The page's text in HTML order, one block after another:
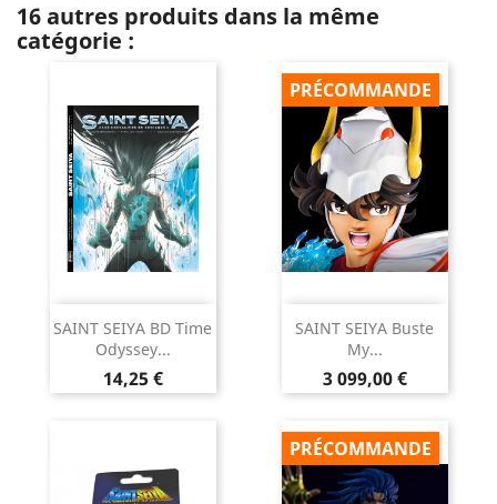
16 autres produits dans la même
catégorie :
SAINT SEIYA BD Time
Odyssey...
Prix
14,25 €
SAINT SEIYA Buste
My...
Prix
3 099,00 €
PRÉCOMMANDE
PRÉCOMMANDE